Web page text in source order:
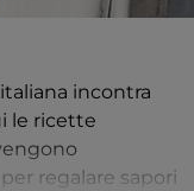
incontra
le ricette
regalare sapori